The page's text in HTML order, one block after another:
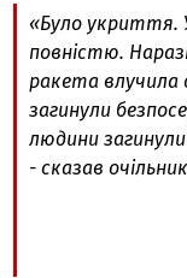
«Було укриття.
повністю.
ракета влучила
загинули
людини
- сказав